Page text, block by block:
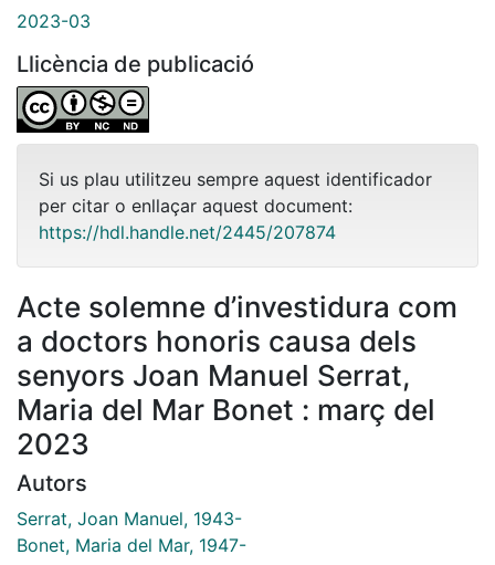
2023-03
Llicència de publicació
Si us plau utilitzeu sempre aquest identificador
per citar o enllaçar aquest document:
https://hdl.handle.net/2445/207874
Acte solemne d’investidura com
a doctors honoris causa dels
senyors Joan Manuel Serrat,
Maria del Mar Bonet : març del
2023
Autors
Serrat, Joan Manuel, 1943-
Bonet, Maria del Mar, 1947-